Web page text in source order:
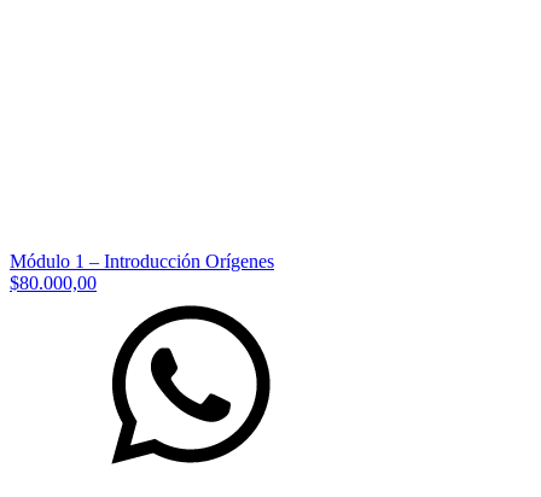
Módulo 1 – Introducción Orígenes
$80.000,00